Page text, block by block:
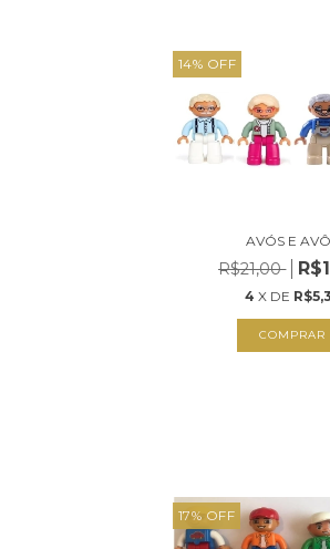
14% OFF
AVÓS E
R$21,00
4 X DE
COMPRAR
17% OFF